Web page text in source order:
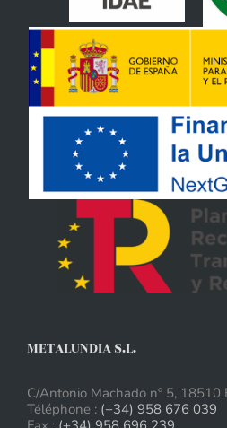
METALUNDIA S.L.
C/Antonio Machado nº 5, 18510
Téléphone : (+34) 958 676 039